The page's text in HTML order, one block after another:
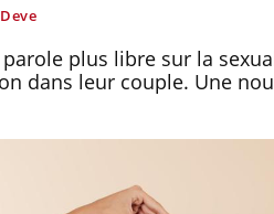
plus libre sur la
dans leur couple. Une